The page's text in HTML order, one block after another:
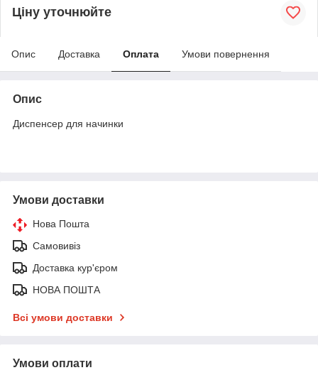
Ціну уточнюйте
Опис Доставка Оплата Умови повернення
Опис
Диспенсер для начинки
Умови доставки
Нова Пошта
Самовивіз
Доставка кур'єром
НОВА ПОШТА
Всі умови доставки
Умови оплати